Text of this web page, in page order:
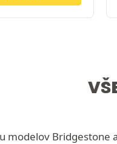
modelov